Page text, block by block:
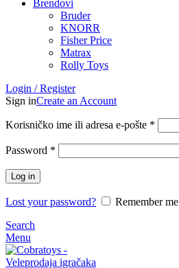
Brendovi
Bruder
KNORR
Fisher Price
Matrax
Rolly Toys
Login / Register
Sign inCreate an Account
Korisničko ime ili adresa e-pošte *
Password *
Log in
Lost your password?
Remember me
Search
Menu